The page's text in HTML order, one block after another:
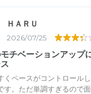
ＨＡＲＵ
2026/07/25
チベーションアップ
くペースがコントロール
す。ただ単調すぎるので